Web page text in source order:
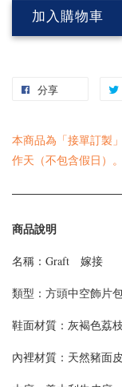
加入購物車
分享
本商品為「接單訂製
作天（不包含假日）。
商品說明
名稱：Graft 嫁接
類型： 方頭中空飾片
鞋面材質：灰褐色荔
內裡材質：天然豬面皮